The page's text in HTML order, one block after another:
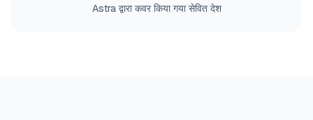
Astra द्वारा कवर किया गया सेवित देश